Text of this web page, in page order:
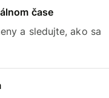
čase
a sledujte, ako sa